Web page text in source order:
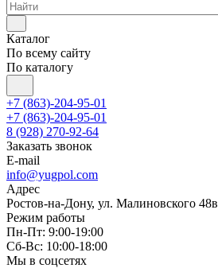
Каталог
По всему сайту
По каталогу
+7 (863)-204-95-01
+7 (863)-204-95-01
8 (928) 270-92-64
Заказать звонок
E-mail
info@yugpol.com
Адрес
Ростов-на-Дону, ул. Малиновского 48в
Режим работы
Пн-Пт: 9:00-19:00
Cб-Вс: 10:00-18:00
Мы в соцсетях